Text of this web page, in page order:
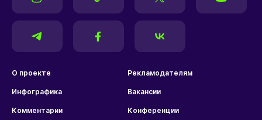
О проекте Рекламодателям
Инфографика Вакансии
Комментарии Конференции